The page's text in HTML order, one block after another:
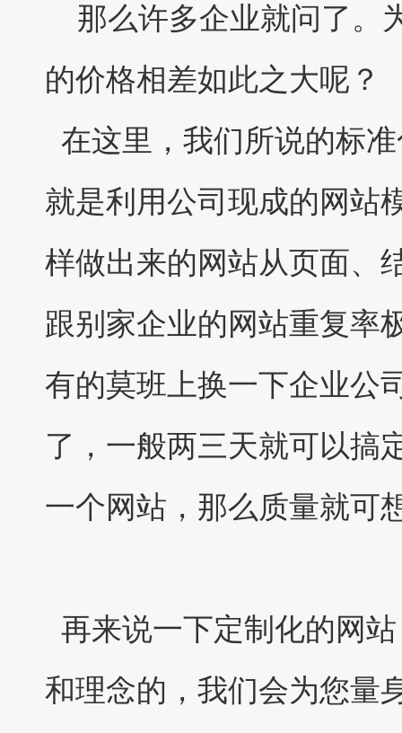
那么许多企业就问了。
的价格相差如此之大呢？
在这里，我们所说的标
就是利用公司现成的网站
样做出来的网站从页面、
跟别家企业的网站重复率
有的莫班上换一下企业公
了，一般两三天就可以搞
一个网站，那么质量就可
再来说一下定制化的网
和理念的，我们会为您量